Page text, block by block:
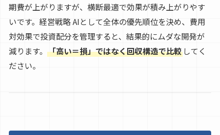
期費が上がりますが、横断最適で効果が積み上がりやす
いです。経営戦略 AIとして全体の優先順位を決め、費用
対効果で投資配分を管理すると、結果的にムダな開発が
減ります。 「高い＝損」ではなく回収構造で比較してく
ださい。